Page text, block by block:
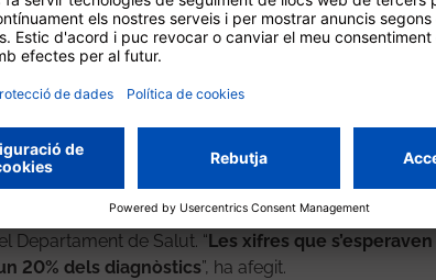
Com han assenyalat els experts, a causa de la
part dels seus recursos als pacients amb COVID-
amb símptomes oncològics deixessin la visita
el Dr. Antonio Roman, director assistencial de
el càncer es pot xifrar en un 12% menys de
de Catalunya”, ha assenyalat el Dr. Josep Maria
Departament de Salut. “Les xifres que s’esperaven
20% dels diagnòstics”, ha afegit.